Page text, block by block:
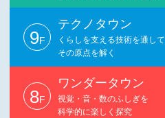
9F
テクノタウン
くらしを支える技術を通して
その原点を解く
8F
ワンダータウン
視覚・音・数のふしぎを
科学的に楽しく探究